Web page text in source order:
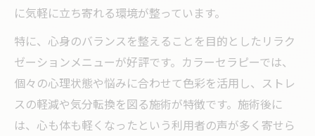
に気軽に立ち寄れる環境が整っています。
特に、心身のバランスを整えることを目的としたリラク
ゼーションメニューが好評です。カラーセラピーでは、
個々の心理状態や悩みに合わせて色彩を活用し、ストレ
スの軽減や気分転換を図る施術が特徴です。施術後に
は、心も体も軽くなったという利用者の声が多く寄せら